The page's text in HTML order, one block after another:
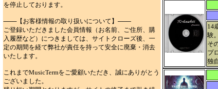
を停止しております。
───【お客様情報の取り扱いについて】───
ご登録いただきました会員情報（お名前、ご住所、購
入履歴など）につきましては、サイトクローズ後、一
定の期間を経て弊社が責任を持って安全に廃棄・消去
いたします。
これまでMusicTermをご愛顧いただき、誠にありがとう
ございました。
14
験
そ
プ
独